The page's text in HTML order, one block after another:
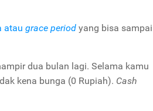
atau grace period yang bisa sampai
dua bulan lagi. Selama kamu
kena bunga (0 Rupiah). Cash